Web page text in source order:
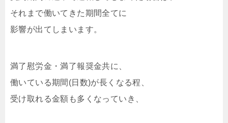
それまで働いてきた期間全てに
影響が出てしまいます。
満了慰労金・満了報奨金共に、
働いている期間(日数)が長くなる程、
受け取れる金額も多くなっていき、